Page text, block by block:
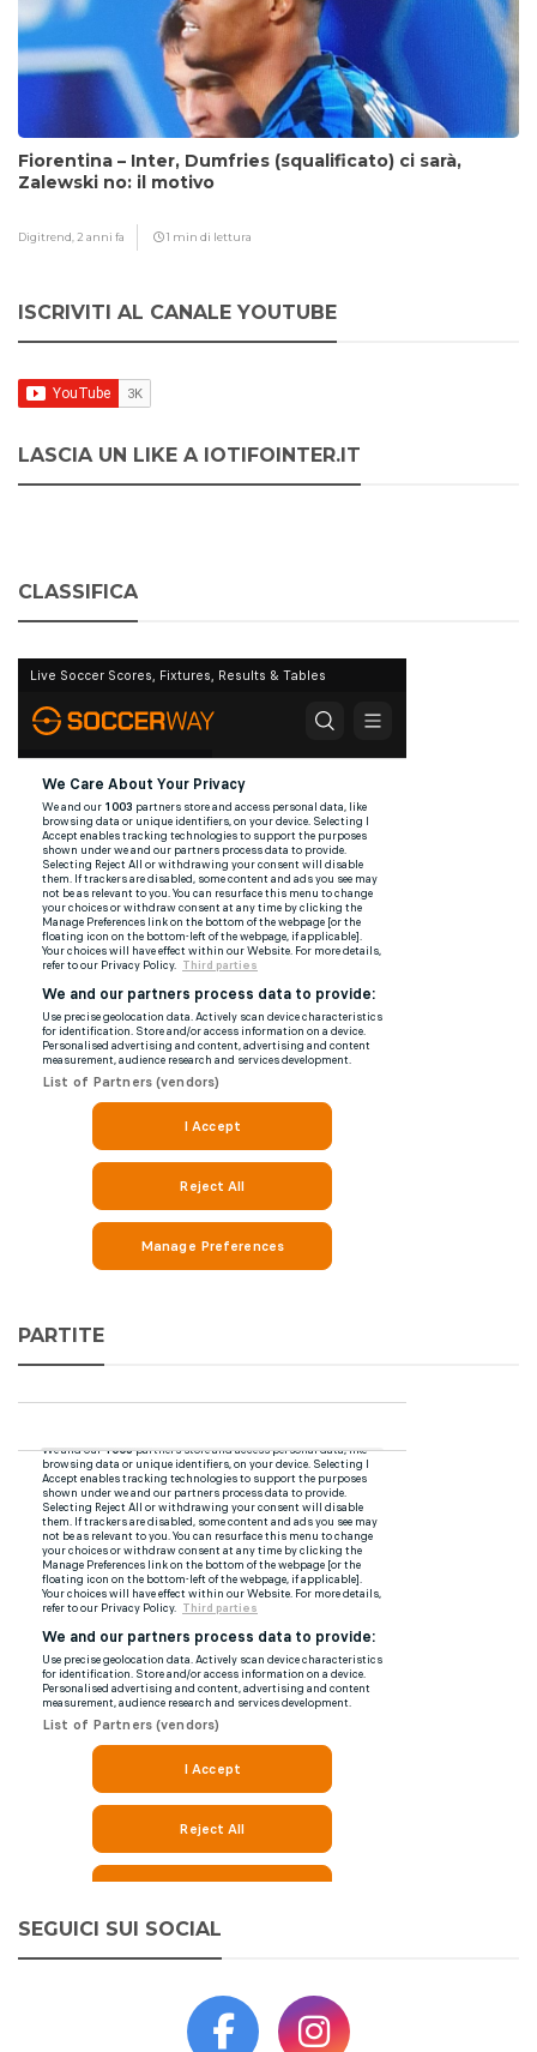
Fiorentina – Inter, Dumfries (squalificato) ci sarà,
Zalewski no: il motivo
Digitrend, 2 anni fa 1 min di lettura
ISCRIVITI AL CANALE YOUTUBE
LASCIA UN LIKE A IOTIFOINTER.IT
CLASSIFICA
PARTITE
SEGUICI SUI SOCIAL